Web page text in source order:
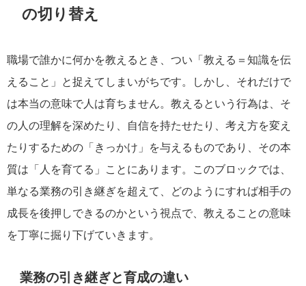
の切り替え
職場で誰かに何かを教えるとき、つい「教える＝知識を伝
えること」と捉えてしまいがちです。しかし、それだけで
は本当の意味で人は育ちません。教えるという行為は、そ
の人の理解を深めたり、自信を持たせたり、考え方を変え
たりするための「きっかけ」を与えるものであり、その本
質は「人を育てる」ことにあります。このブロックでは、
単なる業務の引き継ぎを超えて、どのようにすれば相手の
成長を後押しできるのかという視点で、教えることの意味
を丁寧に掘り下げていきます。
業務の引き継ぎと育成の違い